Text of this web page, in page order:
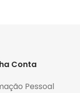
Conta
Pessoal